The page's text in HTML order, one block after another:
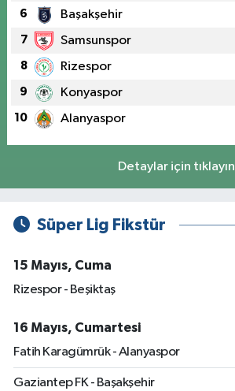
6 Başakşehir
7 Samsunspor
8 Rizespor
9 Konyaspor
10 Alanyaspor
Detaylar için tıklayın
Süper Lig Fikstür
15 Mayıs, Cuma
Rizespor - Beşiktaş
16 Mayıs, Cumartesi
Fatih Karagümrük - Alanyaspor
Gaziantep FK - Başakşehir